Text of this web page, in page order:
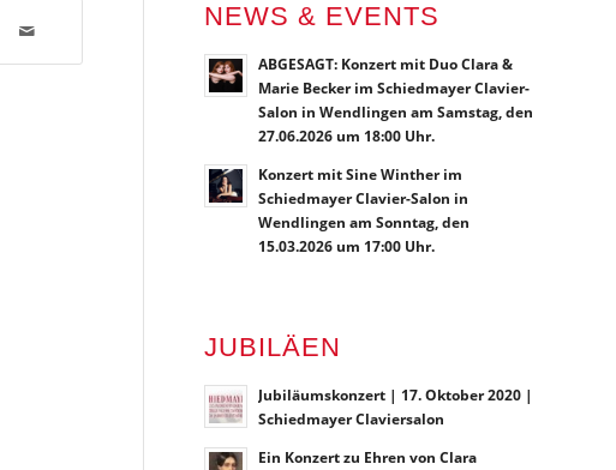
NEWS & EVENTS
ABGESAGT: Konzert mit Duo Clara &
Marie Becker im Schiedmayer Clavier-
Salon in Wendlingen am Samstag, den
27.06.2026 um 18:00 Uhr.
Konzert mit Sine Winther im
Schiedmayer Clavier-Salon in
Wendlingen am Sonntag, den
15.03.2026 um 17:00 Uhr.
JUBILÄEN
Jubiläumskonzert | 17. Oktober 2020 |
Schiedmayer Claviersalon
Ein Konzert zu Ehren von Clara